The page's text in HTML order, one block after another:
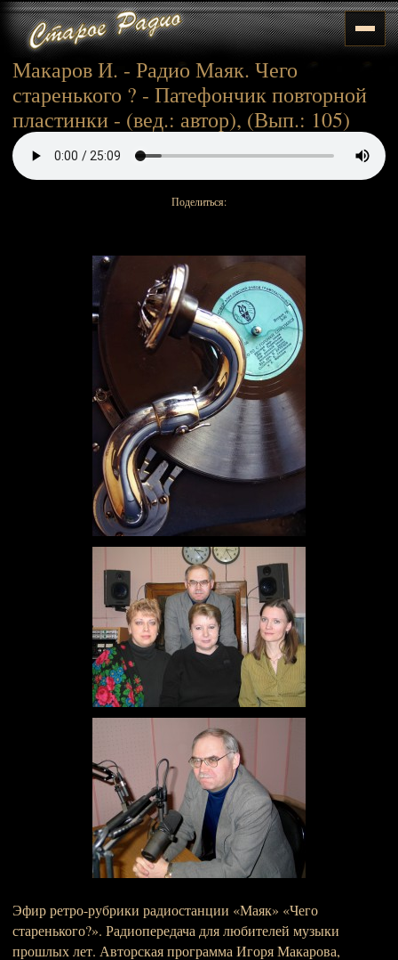
Макаров И. - Радио Маяк. Чего
старенького ? - Патефончик повторной
пластинки - (вед.: автор), (Вып.: 105)
Поделиться:
Эфир ретро-рубрики радиостанции «Маяк» «Чего
старенького?». Радиопередача для любителей музыки
прошлых лет. Авторская программа Игоря Макарова,